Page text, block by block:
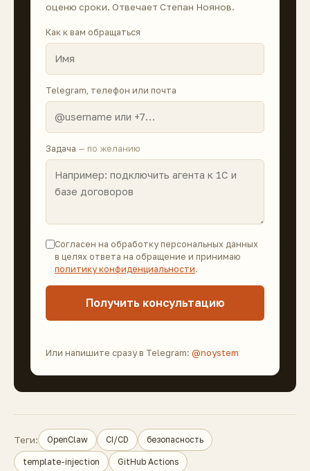
оценю сроки. Отвечает Степан Ноянов.
Как к вам обращаться
Telegram, телефон или почта
Задача — по желанию
Согласен на обработку персональных данных
в целях ответа на обращение и принимаю
политику конфиденциальности.
Получить консультацию
Или напишите сразу в Telegram: @noystem
Теги: OpenClaw CI/CD безопасность
template-injection GitHub Actions